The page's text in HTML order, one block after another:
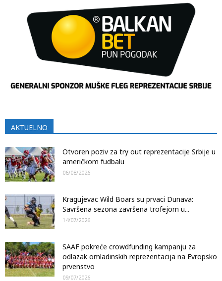
AKTUELNO
Otvoren poziv za try out reprezentacije Srbije u
američkom fudbalu
06/08/2026
Kragujevac Wild Boars su prvaci Dunava:
Savršena sezona završena trofejom u...
14/07/2026
SAAF pokreće crowdfunding kampanju za
odlazak omladinskih reprezentacija na Evropsko
prvenstvo
09/07/2026